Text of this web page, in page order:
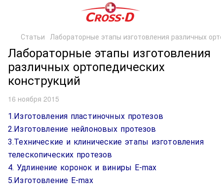
Статьи Лабораторные этапы изготовления различных
Лабораторные этапы изготовления
различных ортопедических
конструкций
16 ноября 2015
1.Изготовления пластиночных протезов
2.Изготовление нейлоновых протезов
3.Технические и клинические этапы изготовления
телескопических протезов
4. Удлинение коронок и виниры E-max
5.Изготовление E-max